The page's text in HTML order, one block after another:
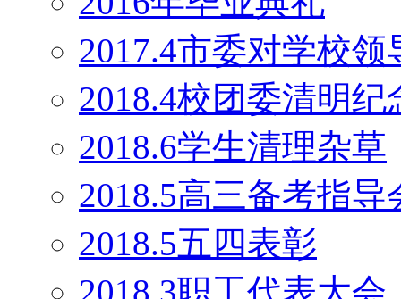
2017.4市委对学校
2018.4校团委清明纪
2018.6学生清理杂草
2018.5高三备考指导
2018.5五四表彰